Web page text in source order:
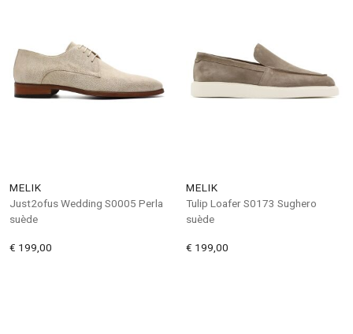
MELIK
Just2ofus Wedding S0005 Perla
suède
€ 199,00
MELIK
Tulip Loafer S0173 Sughero
suède
€ 199,00